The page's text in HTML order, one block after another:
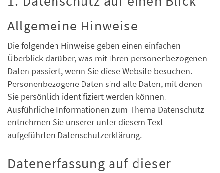
Allgemeine Hinweise
Die folgenden Hinweise geben einen einfachen
Überblick darüber, was mit Ihren personenbezogenen
Daten passiert, wenn Sie diese Website besuchen.
Personenbezogene Daten sind alle Daten, mit denen
Sie persönlich identifiziert werden können.
Ausführliche Informationen zum Thema Datenschutz
entnehmen Sie unserer unter diesem Text
aufgeführten Datenschutzerklärung.
Datenerfassung auf dieser